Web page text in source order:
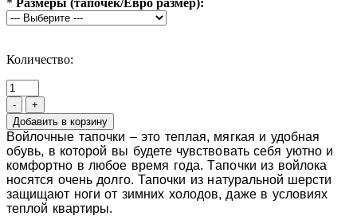
Количество:
- +
Войлочные тапочки – это теплая, мягкая и удобная
обувь, в которой вы будете чувствовать себя уютно и
комфортно в любое время года. Тапочки из войлока
носятся очень долго.Тапочки из натуральной шерсти
защищают ноги от зимних холодов, даже в условиях
теплой квартиры.